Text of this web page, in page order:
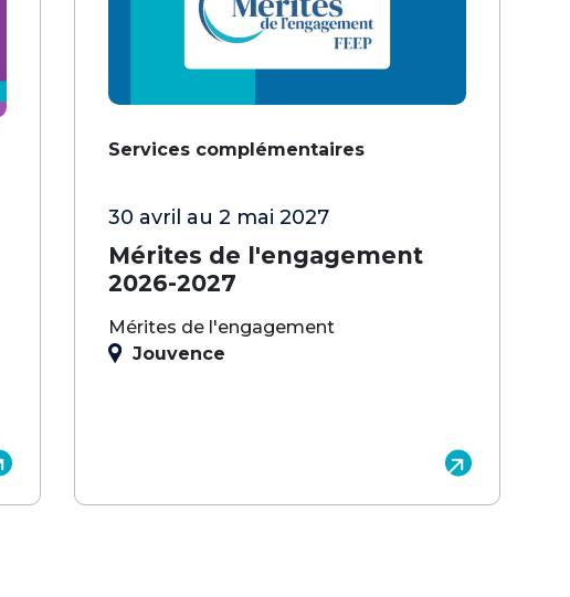
Services complémentaires
30 avril au 2 mai 2027
Mérites de l'engagement
2026-2027
Mérites de l'engagement
Jouvence